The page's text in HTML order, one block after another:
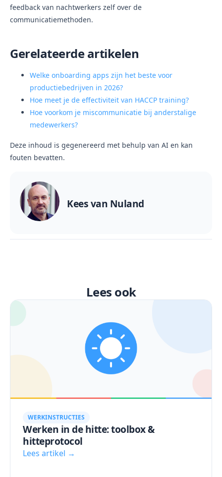
feedback van nachtwerkers zelf over de
communicatiemethoden.
Gerelateerde artikelen
Welke onboarding apps zijn het beste voor
productiebedrijven in 2026?
Hoe meet je de effectiviteit van HACCP training?
Hoe voorkom je miscommunicatie bij anderstalige
medewerkers?
Deze inhoud is gegenereerd met behulp van AI en kan
fouten bevatten.
Kees van Nuland
Lees ook
WERKINSTRUCTIES
Werken in de hitte: toolbox &
hitteprotocol
Lees artikel →